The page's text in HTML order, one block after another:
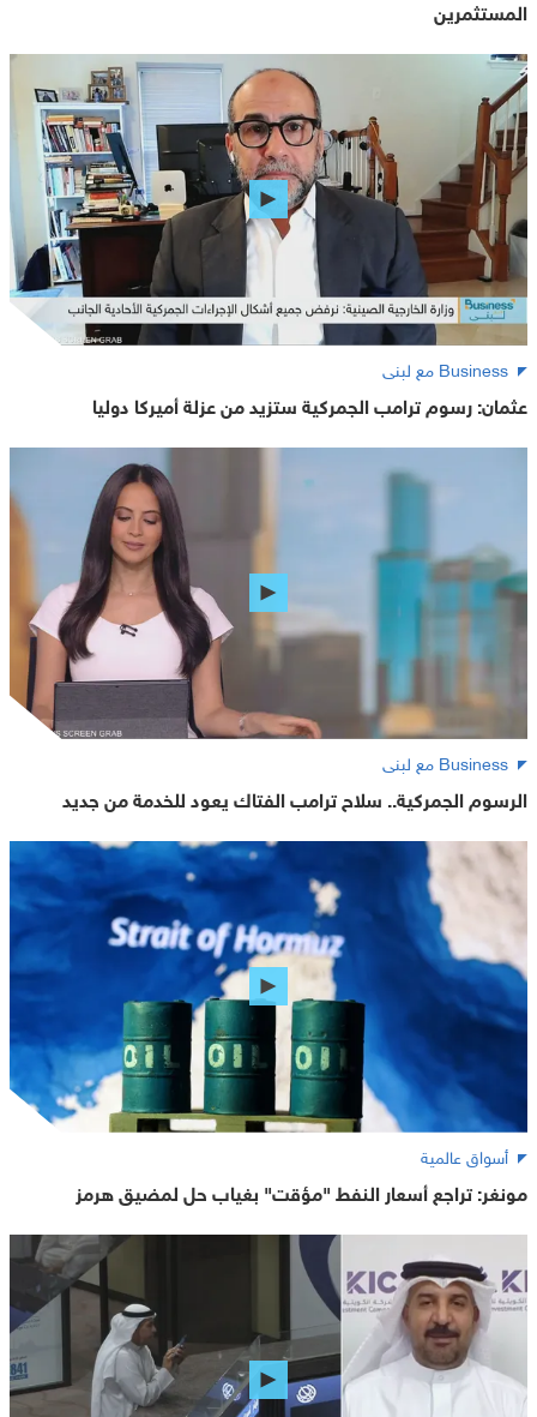
المستثمرين
Business مع لبنى
عثمان: رسوم ترامب الجمركية ستزيد من عزلة أميركا دوليا
Business مع لبنى
الرسوم الجمركية.. سلاح ترامب الفتاك يعود للخدمة من جديد
أسواق عالمية
مونغر: تراجع أسعار النفط "مؤقت" بغياب حل لمضيق هرمز